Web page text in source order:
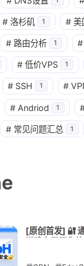
# 洛杉矶 1 # 美
# 路由分析 1 #
# 低价VPS 1
# SSH 1 #
# Andriod 1
# 常见问题汇总 1
[原创首发] 🔐